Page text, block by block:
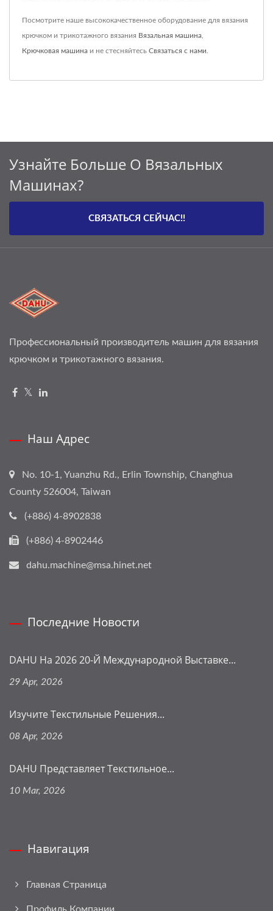
Посмотрите наше высококачественное оборудование для вязания
крючком и трикотажного вязания Вязальная машина
Крючковая машина и не стесняйтесь Связаться с нами
Узнайте Больше О Вязальных
Машинах?
СВЯЗАТЬСЯ СЕЙЧАС!!
Профессиональный производитель машин для вязания
крючком и трикотажного вязания.
Наш Адрес
No. 10-1, Yuanzhu Rd., Erlin Township, Changhua
County 526004, Taiwan
(+886) 4-8902838
(+886) 4-8902446
dahu.machine@msa.hinet.net
Последние Новости
DAHU На 2026 20-Й Международной Выставке...
29 Apr, 2026
Изучите Текстильные Решения...
08 Apr, 2026
DAHU Представляет Текстильное...
10 Mar, 2026
Навигация
Главная Страница
Профиль Компании